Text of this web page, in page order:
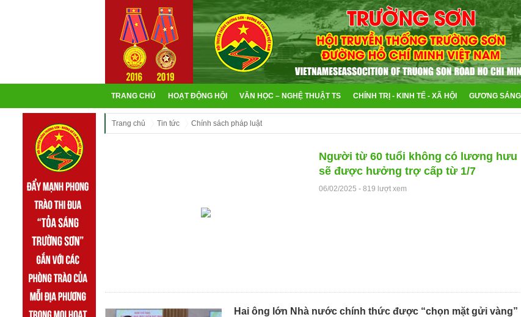
TRANG CHỦ HOẠT ĐỘNG HỘI VĂN HỌC – NGHỆ THUẬT TS CHÍNH TRỊ - KINH TẾ - XÃ HỘI GƯƠNG
Trang chủ Tin tức Chính sách pháp luật
Người từ 60 tuổi không có lương hưu
sẽ được hưởng trợ cấp từ 1/7
06/02/2025 - 819 lượt xem
Hai ông lớn Nhà nước chính thức được “chọn mặt gửi vàng”